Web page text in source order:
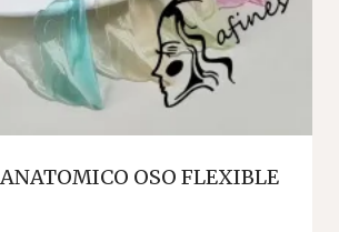
OSO FLEXIBLE